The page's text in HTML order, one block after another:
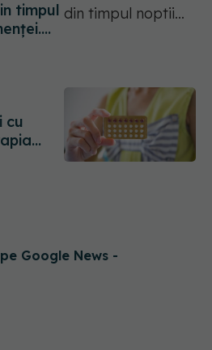
timpul
cu
bolile
Google News -